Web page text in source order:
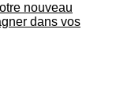
nouveau
dans vos